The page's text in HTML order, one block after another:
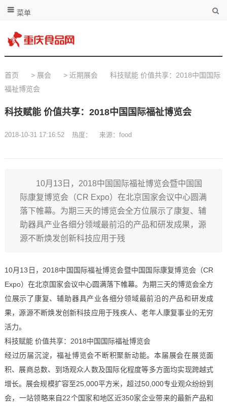
菜单
首页 > 展会 > 近期展会
科技赋能 价值共享：2018中国国际
福祉博览会
科技赋能 价值共享：2018中国国际福祉博览会
2018-10-31 17:16:52 热度： 来源：food
10月13日，2018中国国际福祉博览会暨中国国
际康复博览会（CR Expo）在北京国家会议中心圆满
落下帷幕。为期三天的博览会全方位展示了康复、辅
助器具产业各细分领域最前沿的产品和研发成果，源
源不断焕发创新科技应用于残
10月13日，2018中国国际福祉博览会暨中国国际康复博览会（CR
Expo）在北京国家会议中心圆满落下帷幕。为期三天的博览会全方
位展示了康复、辅助器具产业各细分领域最前沿的产品和研发成
果，源源不断焕发创新科技应用于残疾人、老年人康复事业的无穷
活力。
科技赋能 价值共享：2018中国国际福祉博览会
经过历届沉淀，福祉博览会不断积聚新动能。本届展会在展览面
积、展商总数、到场观众人数及国际化程度等多方面均实现跨越式
增长。展会规模扩容至25,000平方米，超过50,000专业观众纷纷到
会，一站领略来自22个国家和地区近350家企业带来的最新产品和